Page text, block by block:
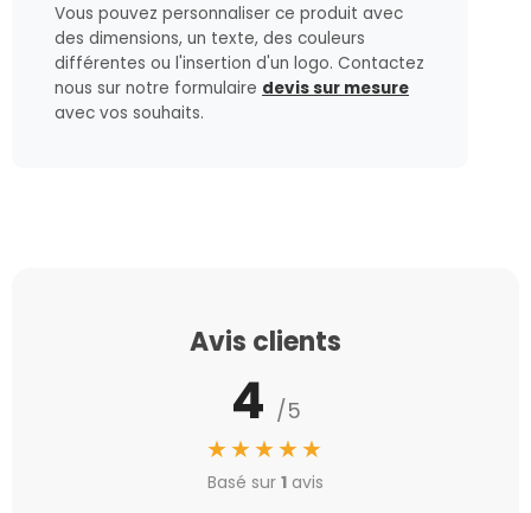
Vous pouvez personnaliser ce produit avec
des dimensions, un texte, des couleurs
différentes ou l'insertion d'un logo. Contactez
nous sur notre formulaire devis sur mesure
avec vos souhaits.
Avis clients
4 /5
★★★★★
Basé sur 1 avis